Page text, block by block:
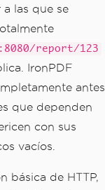
las que se
report/123
IronPDF
antes
que dependen
con sus
vacíos.
básica de HTTP,